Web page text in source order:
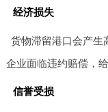
经济损失
货物滞留港口会产生
企业面临违约赔偿，
信誉受损